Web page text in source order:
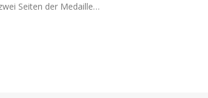
Seiten der Medaille…